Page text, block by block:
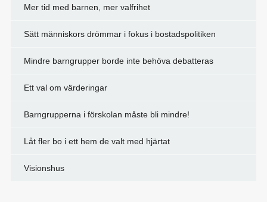
Mer tid med barnen, mer valfrihet
Sätt människors drömmar i fokus i bostadspolitiken
Mindre barngrupper borde inte behöva debatteras
Ett val om värderingar
Barngrupperna i förskolan måste bli mindre!
Låt fler bo i ett hem de valt med hjärtat
Visionshus